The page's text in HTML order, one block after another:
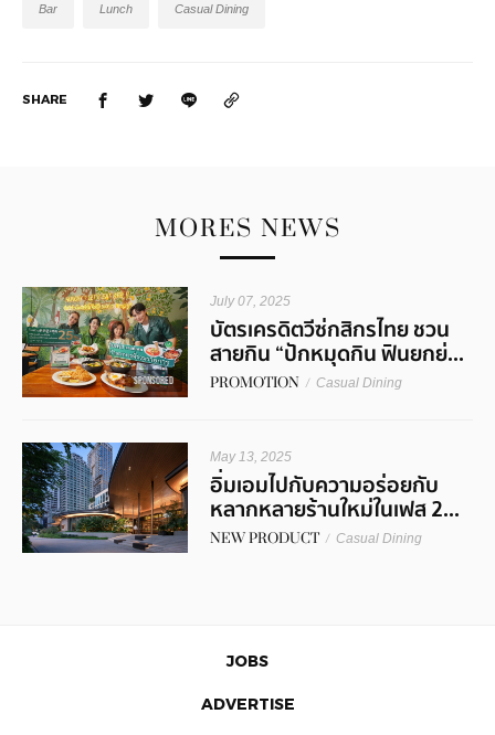
Bar Lunch Casual Dining
SHARE
MORES NEWS
SPONSORED
July 07, 2025
บัตรเครดิตวีซ่กสิกรไทย ชวน
สายกิน “ปักหมุดกิน ฟินยกย่...
PROMOTION / Casual Dining
May 13, 2025
อิ่มเอมไปกับความอร่อยกับ
หลากหลายร้านใหม่ในเฟส 2...
NEW PRODUCT / Casual Dining
JOBS
ADVERTISE